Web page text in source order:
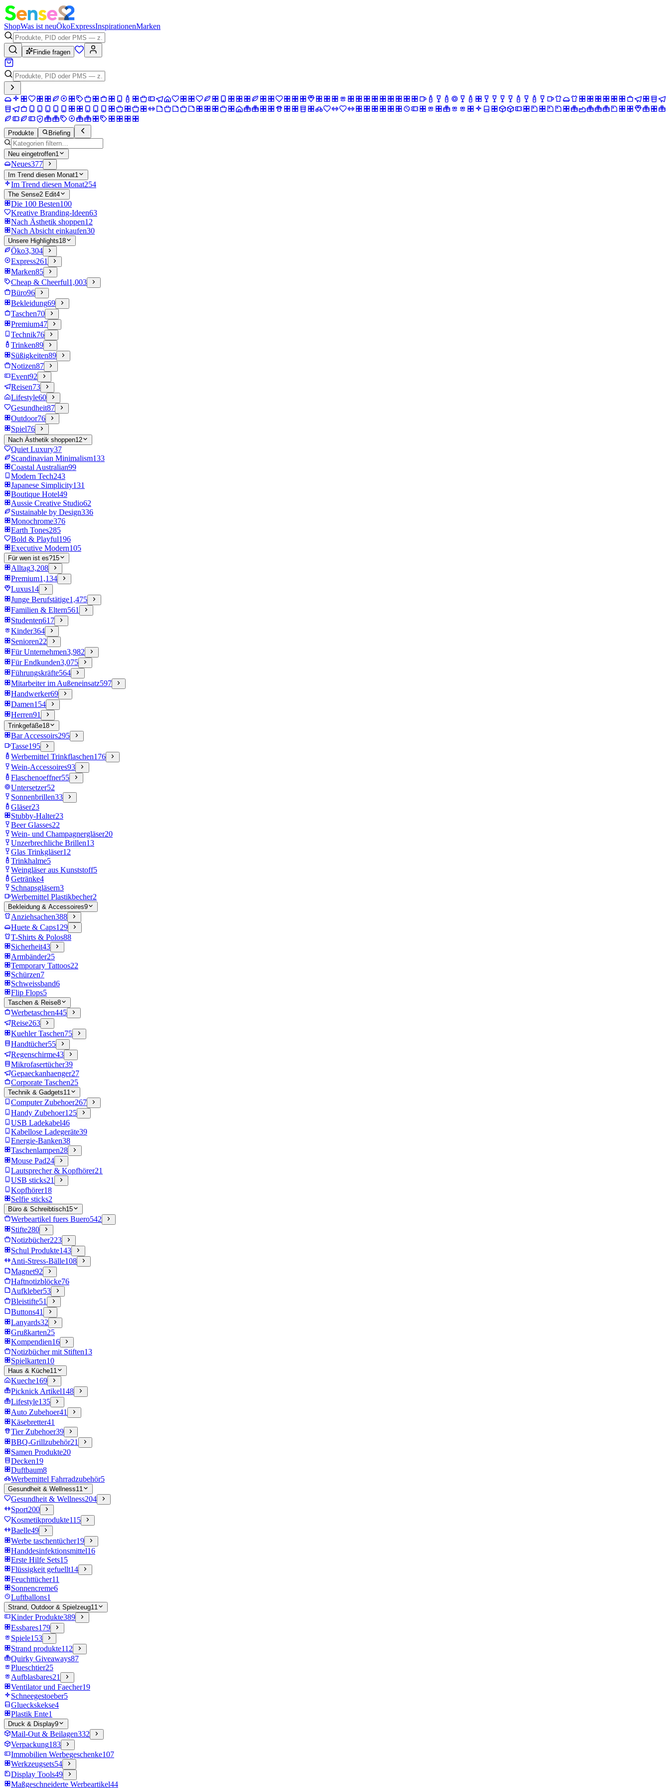
ShopWas ist neuÖkoExpressInspirationenMarken
Findie fragen
Produkte Briefing
Neu eingetroffen1
Neues377
Im Trend diesen Monat1
Im Trend diesen Monat254
The Sense2 Edit4
Die 100 Besten100
Kreative Branding-Ideen63
Nach Ästhetik shoppen12
Nach Absicht einkaufen30
Unsere Highlights18
Öko3,304
Express261
Marken85
Cheap & Cheerful1,003
Büro96
Bekleidung69
Taschen70
Premium47
Technik76
Trinken89
Süßigkeiten89
Notizen87
Event92
Reisen73
Lifestyle60
Gesundheit87
Outdoor76
Spiel76
Nach Ästhetik shoppen12
Quiet Luxury37
Scandinavian Minimalism133
Coastal Australian99
Modern Tech243
Japanese Simplicity131
Boutique Hotel49
Aussie Creative Studio62
Sustainable by Design336
Monochrome376
Earth Tones285
Bold & Playful196
Executive Modern105
Für wen ist es?15
Alltag3,208
Premium1,134
Luxus14
Junge Berufstätige1,475
Familien & Eltern561
Studenten617
Kinder364
Senioren22
Für Unternehmen3,982
Für Endkunden3,075
Führungskräfte564
Mitarbeiter im Außeneinsatz597
Handwerker69
Damen154
Herren91
Trinkgefäße18
Bar Accessoirs295
Tasse195
Werbemittel Trinkflaschen176
Wein-Accessoires93
Flaschenoeffner55
Untersetzer52
Sonnenbrillen33
Gläser23
Stubby-Halter23
Beer Glasses22
Wein- und Champagnergläser20
Unzerbrechliche Brillen13
Glas Trinkgläser12
Trinkhalme5
Weingläser aus Kunststoff5
Getränke4
Schnapsgläsern3
Werbemittel Plastikbecher2
Bekleidung & Accessoires9
Anziehsachen388
Huete & Caps129
T-Shirts & Polos88
Sicherheit43
Armbänder25
Temporary Tattoos22
Schürzen7
Schweissband6
Flip Flops5
Taschen & Reise8
Werbetaschen445
Reise263
Kuehler Taschen75
Handtücher55
Regenschirme43
Mikrofasertücher39
Gepaeckanhaenger27
Corporate Taschen25
Technik & Gadgets11
Computer Zubehoer267
Handy Zubehoer125
USB Ladekabel46
Kabellose Ladegeräte39
Energie-Banken38
Taschenlampen28
Mouse Pad24
Lautsprecher & Kopfhörer21
USB sticks21
Kopfhörer18
Selfie sticks2
Büro & Schreibtisch15
Werbeartikel fuers Buero542
Stifte280
Notizbücher223
Schul Produkte143
Anti-Stress-Bälle108
Magnet92
Haftnotizblöcke76
Aufkleber53
Bleistifte51
Buttons41
Lanyards32
Grußkarten25
Kompendien16
Notizbücher mit Stiften13
Spielkarten10
Haus & Küche11
Kueche169
Picknick Artikel148
Lifestyle135
Auto Zubehoer41
Käsebretter41
Tier Zubehoer39
BBQ-Grillzubehör21
Samen Produkte20
Decken19
Duftbaum8
Werbemittel Fahrradzubehör5
Gesundheit & Wellness11
Gesundheit & Wellness204
Sport200
Kosmetikprodukte115
Baelle49
Werbe taschentücher19
Handdesinfektionsmittel16
Erste Hilfe Sets15
Flüssigkeit gefuellt14
Feuchttücher11
Sonnencreme6
Luftballons1
Strand, Outdoor & Spielzeug11
Kinder Produkte389
Essbares179
Spiele153
Strand produkte112
Quirky Giveaways87
Plueschtier25
Aufblasbares21
Ventilator und Faecher19
Schneegestoeber5
Glueckskekse4
Plastik Ente1
Druck & Display9
Mail-Out & Beilagen332
Verpackung183
Immobilien Werbegeschenke107
Werkzeugsets54
Display Tools49
Maßgeschneiderte Werbeartikel44